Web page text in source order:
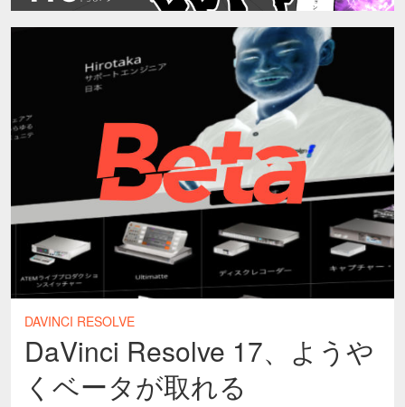
DAVINCI RESOLVE
DaVinci Resolve 17、ようや
くベータが取れる